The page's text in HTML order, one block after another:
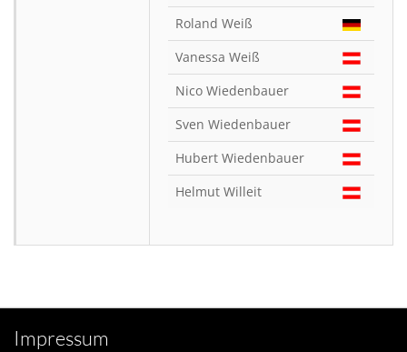
Roland Weiß
Vanessa Weiß
Nico Wiedenbauer
Sven Wiedenbauer
Hubert Wiedenbauer
Helmut Willeit
Impressum